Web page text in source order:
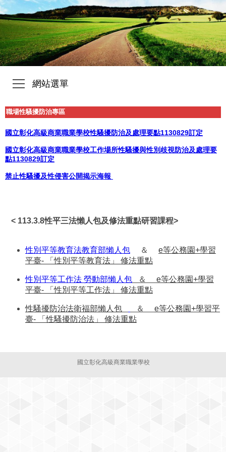
網站選單
職場性騷擾防治專區
國立彰化高級商業職業學校性騷擾防治及處理要點1130829訂定
國立彰化高級商業職業學校工作場所性騷擾與性別歧視防治及處理要
點1130829訂定
禁止性騷擾及性侵害公開揭示海報
< 113.3.8性平三法懶人包及修法重點研習課程>
性別平等教育法教育部懶人包 ＆ e等公務園+學習
平臺- 「性別平等教育法」 修法重點
性別平等工作法 勞動部懶人包 ＆ e等公務園+學習
平臺- 「性別平等工作法」 修法重點
性騷擾防治法衛福部懶人包 ＆ e等公務園+學習平
臺- 「性騷擾防治法」 修法重點
國立彰化高級商業職業學校